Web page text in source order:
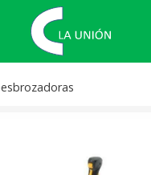
desbrozadoras